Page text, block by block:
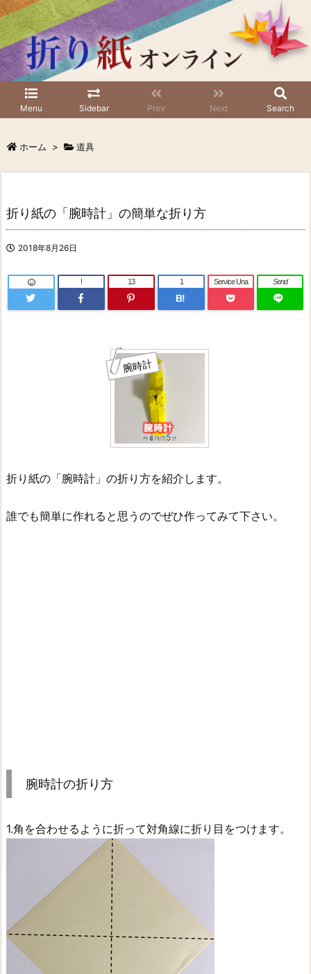
Menu Sidebar Prev Next Search
ホーム > 道具
折り紙の「腕時計」の簡単な折り方
2018年8月26日
! 13
B!
1 Service Una Send
腕時計
折り紙の「腕時計」の折り方を紹介します。
誰でも簡単に作れると思うのでぜひ作ってみて下さい。
腕時計の折り方
1.角を合わせるように折って対角線に折り目をつけます。